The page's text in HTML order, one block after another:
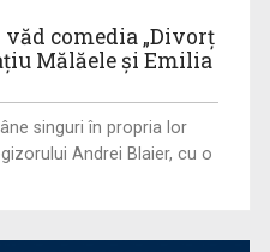
Vigu, pus să rezolve
comedia „Divorţ
Mălăele şi Emilia
singuri în propria lor
Andrei Blaier, cu o